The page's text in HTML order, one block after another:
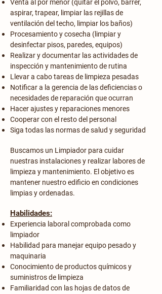
Venta al por menor (quitar el polvo, barrer,
aspirar, trapear, limpiar las rejillas de
ventilación del techo, limpiar los baños)
Procesamiento y cosecha (limpiar y
desinfectar pisos, paredes, equipos)
Realizar y documentar las actividades de
inspección y mantenimiento de rutina
Llevar a cabo tareas de limpieza pesadas
Notificar a la gerencia de las deficiencias o
necesidades de reparación que ocurran
Hacer ajustes y reparaciones menores
Cooperar con el resto del personal
Siga todas las normas de salud y seguridad
Buscamos un Limpiador para cuidar
nuestras instalaciones y realizar labores de
limpieza y mantenimiento. El objetivo es
mantener nuestro edificio en condiciones
limpias y ordenadas.
Habilidades:
Experiencia laboral comprobada como
limpiador
Habilidad para manejar equipo pesado y
maquinaria
Conocimiento de productos químicos y
suministros de limpieza
Familiaridad con las hojas de datos de